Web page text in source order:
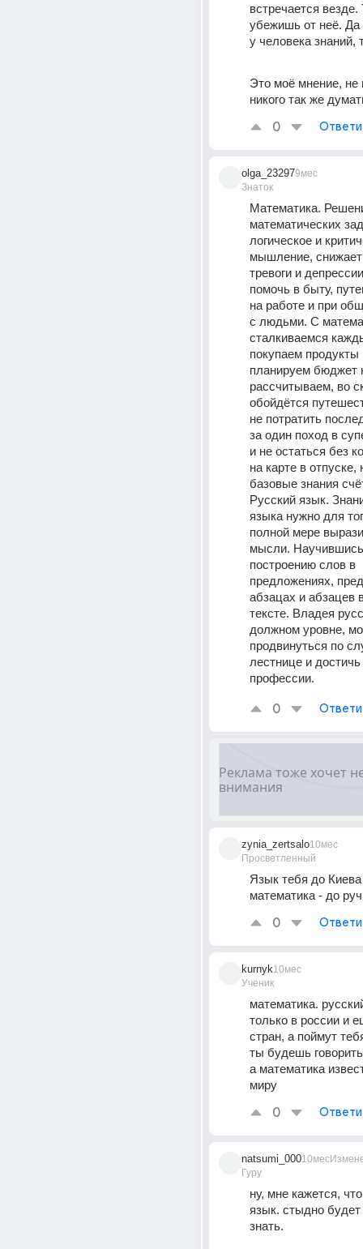
встречается
убежишь от неё.
у человека знаний,
Это моё мнение,
никого так же
0
olga_23297
Знаток
9мес
Математика.
математических
логическое и
мышление,
тревоги и
помочь в быту,
на работе и при
с людьми. С
сталкиваемся
покупаем продукты
планируем бюджет
рассчитываем, во
обойдётся
не потратить
за один поход в
и не остаться без
на карте в
базовые знания
Русский язык.
языка нужно для
полной мере
мысли.
построению слов в
предложениях,
абзацах и абзацев
тексте. Владея
должном уровне,
продвинуться по
лестнице и
профессии.
0
zynia_zertsalo
Просветленный
10мес
Язык тебя до Киева
математика - до
0
kurnyk
Ученик
10мес
математика.
только в россии и
стран, а поймут
ты будешь
а математика
миру
0
natsumi_000
Гуру
10мес
ну, мне кажется,
язык. стыдно будет
знать.